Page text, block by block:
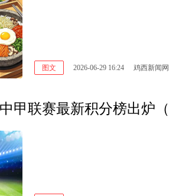
图文 2026-06-29 16:24 鸡西新闻网
中甲联赛最新积分榜出炉